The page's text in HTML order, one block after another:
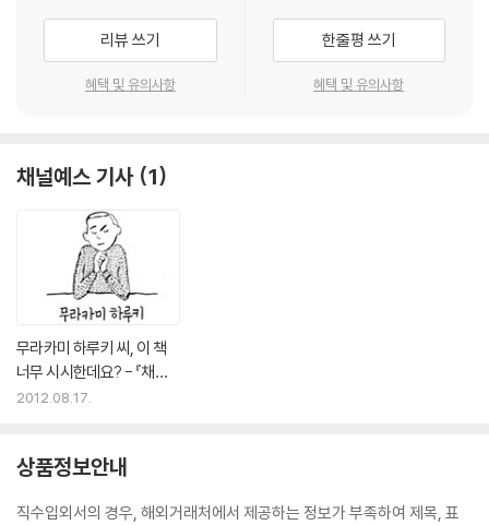
리뷰 쓰기
혜택 및 유의사항
한줄평 쓰기
혜택 및 유의사항
채널예스 기사 1
무라카미 하루키 씨, 이 책
너무 시시한데요? - 『채소
의 기분, 바다표범의 키스』
2012.08.17.
상품정보안내
직수입외서의 경우, 해외거래처에서 제공하는 정보가 부족하여 제목, 표